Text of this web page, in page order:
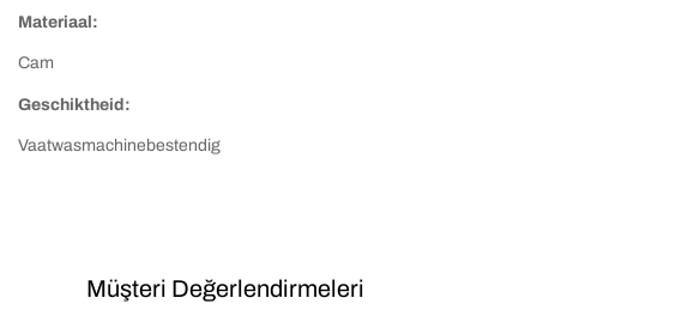
Materiaal:
Cam
Geschiktheid:
Vaatwasmachinebestendig
Müşteri Değerlendirmeleri